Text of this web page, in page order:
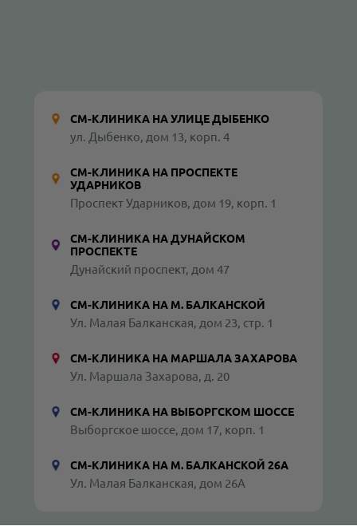
СМ-КЛИНИКА НА УЛИЦЕ ДЫБЕНКО
ул. Дыбенко, дом 13, корп. 4
СМ-КЛИНИКА НА ПРОСПЕКТЕ
УДАРНИКОВ
Проспект Ударников, дом 19, корп. 1
СМ-КЛИНИКА НА ДУНАЙСКОМ
ПРОСПЕКТЕ
Дунайский проспект, дом 47
СМ-КЛИНИКА НА М. БАЛКАНСКОЙ
Ул. Малая Балканская, дом 23, стр. 1
СМ-КЛИНИКА НА МАРШАЛА ЗАХАРОВА
Ул. Маршала Захарова, д. 20
СМ-КЛИНИКА НА ВЫБОРГСКОМ ШОССЕ
Выборгское шоссе, дом 17, корп. 1
СМ-КЛИНИКА НА М. БАЛКАНСКОЙ 26А
Ул. Малая Балканская, дом 26А